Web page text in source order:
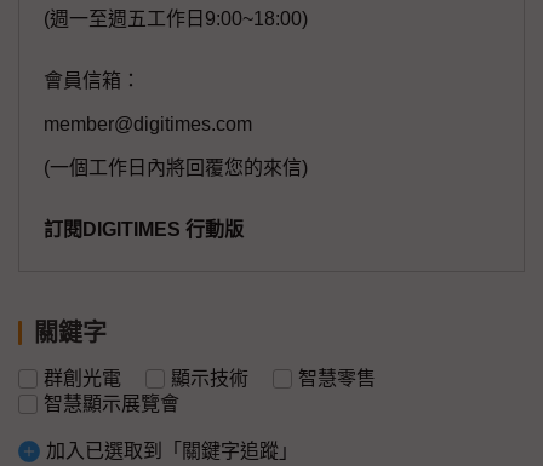
(週一至週五工作日9:00~18:00)
會員信箱：
member@digitimes.com
(一個工作日內將回覆您的來信)
訂閱DIGITIMES 行動版
關鍵字
群創光電 顯示技術
智慧零售
智慧顯示展覽會
加入已選取到「關鍵字追蹤」